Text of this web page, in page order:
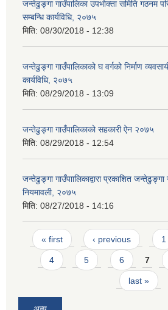
जन्तेढुङ्गा गाउँपालिका उपभोक्ता समिति गठनम
सम्बन्धि कार्यविधि, २०७५
मिति: 08/30/2018 - 12:38
जन्तेढुङ्गा गाउँपालिकाको घ वर्गको निर्माण
कार्यविधि, २०७५
मिति: 08/29/2018 - 13:09
जन्तेढुङ्गा गाउँपालिकाको सहकारी ऐन २०७५
मिति: 08/29/2018 - 12:54
जन्तेढुङ्गा गाउँपाालिकाद्वारा प्रकाशित जन्तेढुङ्गा
नियमावली, २०७५
मिति: 08/27/2018 - 14:16
Pages
« first ‹ previous 1
4 5 6 7
last »